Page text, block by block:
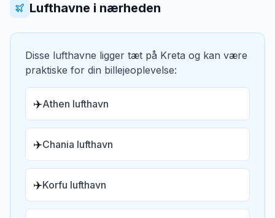
Lufthavne i nærheden
Disse lufthavne ligger tæt på Kreta og kan være
praktiske for din billejeoplevelse:
✈️Athen lufthavn
✈️Chania lufthavn
✈️Korfu lufthavn